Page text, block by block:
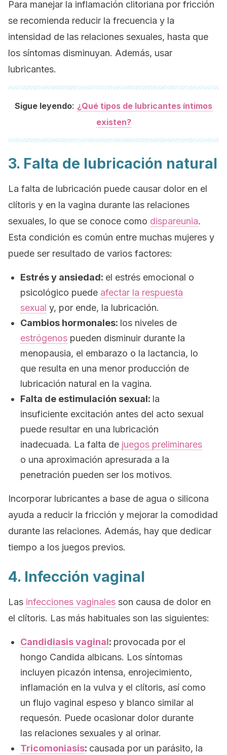
Para manejar la inflamación clitoriana por fricción
se recomienda reducir la frecuencia y la
intensidad de las relaciones sexuales, hasta que
los síntomas disminuyan. Además, usar
lubricantes.
Sigue leyendo: ¿Qué tipos de lubricantes íntimos
existen?
3. Falta de lubricación natural
La falta de lubricación puede causar dolor en el
clítoris y en la vagina durante las relaciones
sexuales, lo que se conoce como dispareunia.
Esta condición es común entre muchas mujeres y
puede ser resultado de varios factores:
Estrés y ansiedad: el estrés emocional o
psicológico puede afectar la respuesta
sexual y, por ende, la lubricación.
Cambios hormonales: los niveles de
estrógenos pueden disminuir durante la
menopausia, el embarazo o la lactancia, lo
que resulta en una menor producción de
lubricación natural en la vagina.
Falta de estimulación sexual: la
insuficiente excitación antes del acto sexual
puede resultar en una lubricación
inadecuada. La falta de juegos preliminares
o una aproximación apresurada a la
penetración pueden ser los motivos.
Incorporar lubricantes a base de agua o silicona
ayuda a reducir la fricción y mejorar la comodidad
durante las relaciones. Además, hay que dedicar
tiempo a los juegos previos.
4. Infección vaginal
Las infecciones vaginales son causa de dolor en
el clítoris. Las más habituales son las siguientes:
Candidiasis vaginal: provocada por el
hongo Candida albicans. Los síntomas
incluyen picazón intensa, enrojecimiento,
inflamación en la vulva y el clítoris, así como
un flujo vaginal espeso y blanco similar al
requesón. Puede ocasionar dolor durante
las relaciones sexuales y al orinar.
Tricomoniasis: causada por un parásito, la